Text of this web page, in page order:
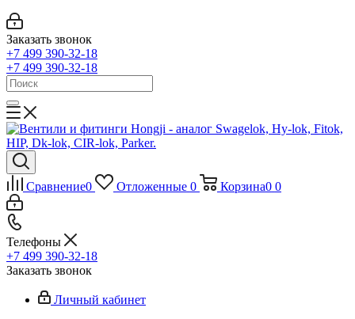
Заказать звонок
+7 499 390-32-18
+7 499 390-32-18
Сравнение0 Отложенные 0 Корзина0 0
Телефоны
+7 499 390-32-18
Заказать звонок
Личный кабинет